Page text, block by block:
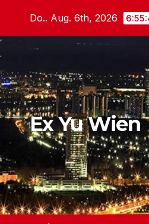
content
Do.. Aug. 6th, 2026
Ex Yu Wien